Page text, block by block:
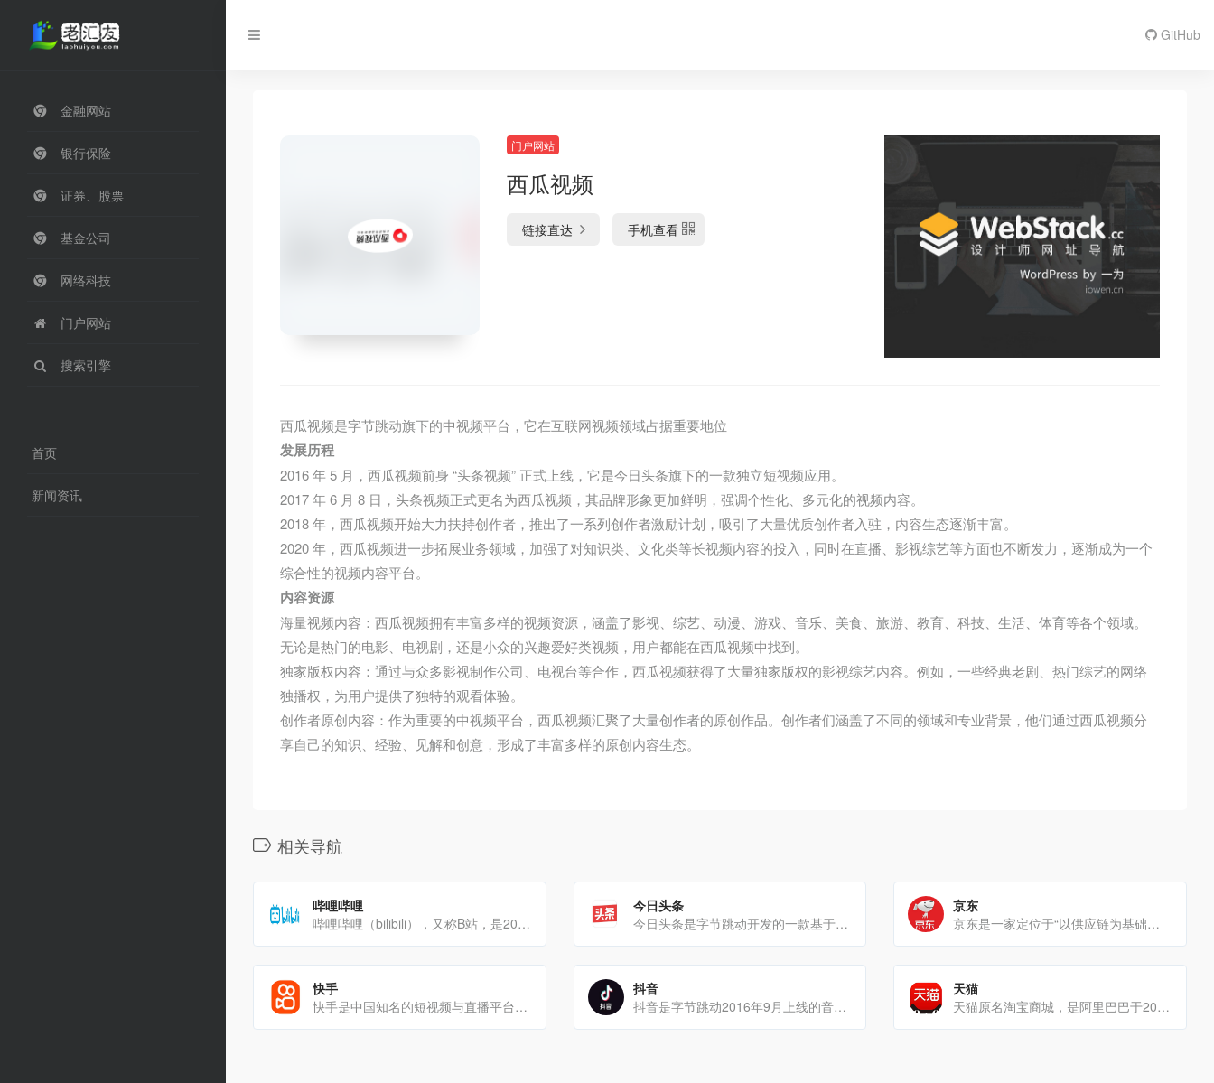
金融网站
银行保险
证券、股票
基金公司
网络科技
门户网站
搜索引擎
首页
新闻资讯
GitHub
门户网站
西瓜视频
链接直达 手机查看
西瓜视频是字节跳动旗下的中视频平台，它在互联网视频领域占据重要地位
发展历程
2016 年 5 月，西瓜视频前身 “头条视频” 正式上线，它是今日头条旗下的一款独立短视频应用。
2017 年 6 月 8 日，头条视频正式更名为西瓜视频，其品牌形象更加鲜明，强调个性化、多元化的视频内容。
2018 年，西瓜视频开始大力扶持创作者，推出了一系列创作者激励计划，吸引了大量优质创作者入驻，内容生态逐渐丰富。
2020 年，西瓜视频进一步拓展业务领域，加强了对知识类、文化类等长视频内容的投入，同时在直播、影视综艺等方面也不断发力，逐渐成为一个
综合性的视频内容平台。
内容资源
海量视频内容：西瓜视频拥有丰富多样的视频资源，涵盖了影视、综艺、动漫、游戏、音乐、美食、旅游、教育、科技、生活、体育等各个领域。
无论是热门的电影、电视剧，还是小众的兴趣爱好类视频，用户都能在西瓜视频中找到。
独家版权内容：通过与众多影视制作公司、电视台等合作，西瓜视频获得了大量独家版权的影视综艺内容。例如，一些经典老剧、热门综艺的网络
独播权，为用户提供了独特的观看体验。
创作者原创内容：作为重要的中视频平台，西瓜视频汇聚了大量创作者的原创作品。创作者们涵盖了不同的领域和专业背景，他们通过西瓜视频分
享自己的知识、经验、见解和创意，形成了丰富多样的原创内容生态。
相关导航
哔哩哔哩
哔哩哔哩（bilibili），又称B站，是2009年6月26日由徐逸创建的一个潮流文化娱乐社区[…]
今日头条
今日头条是字节跳动开发的一款基于数据挖掘的个性化信息推荐引擎平台平台特色个性化推荐：今日头条拥有独特的个性[…]
京东
京东是一家定位于“以供应链为基础的技术与服务企业”，由刘强东于1998年创立，并于2004年进入电商[…]
快手
快手是中国知名的短视频与直播平台，隶属于北京快手科技有限公司，核心定位是“记录和分享生活”，致力于为普通用户[…]
抖音
抖音是字节跳动2016年9月上线的音乐创意类短视频社交平台发展历程2016年9月，抖音前身[…]
天猫
天猫原名淘宝商城，是阿里巴巴于2012年1月11日正式发布的B2C综合性购物网站发展历程独[…]